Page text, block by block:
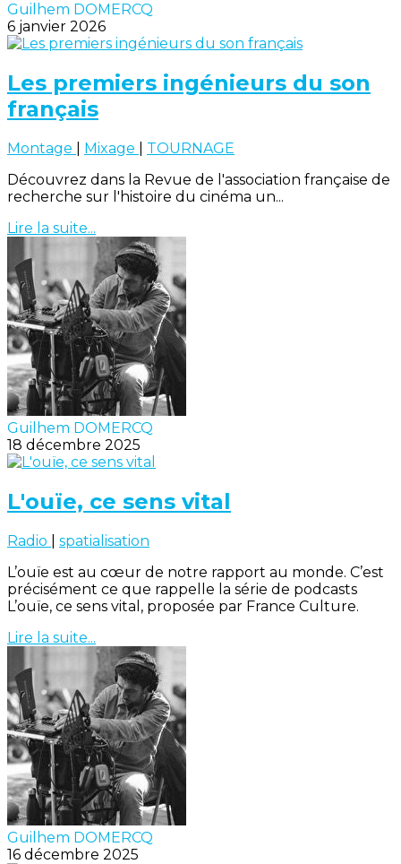
Guilhem DOMERCQ
6 janvier 2026
Les premiers ingénieurs du son
français
Montage Mixage
TOURNAGE
Découvrez dans la Revue de l'association française de
recherche sur l'histoire du cinéma un...
Lire la suite...
Guilhem DOMERCQ
18 décembre 2025
L'ouïe, ce sens vital
Radio
spatialisation
L’ouïe est au cœur de notre rapport au monde. C’est
précisément ce que rappelle la série de podcasts
L’ouïe, ce sens vital, proposée par France Culture.
Lire la suite...
Guilhem DOMERCQ
16 décembre 2025